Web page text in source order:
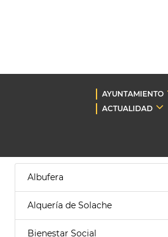
AYUNTAMIENTO
ACTUALIDAD
Albufera
Alquería de Solache
Bienestar Social